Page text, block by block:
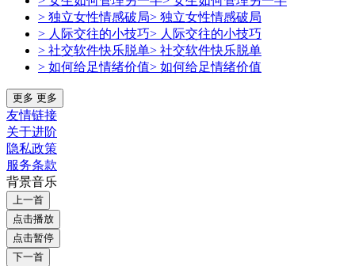
> 独立女性情感破局> 独立女性情感破局
> 人际交往的小技巧> 人际交往的小技巧
> 社交软件快乐脱单> 社交软件快乐脱单
> 如何给足情绪价值> 如何给足情绪价值
更多 更多
友情链接
关于进阶
隐私政策
服务条款
背景音乐
上一首
点击播放
点击暂停
下一首